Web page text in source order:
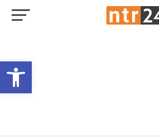
Open toolbar